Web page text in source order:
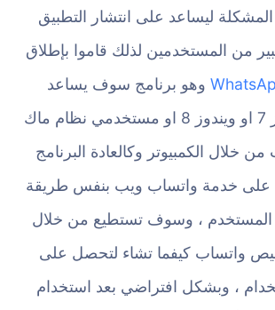
ليساعد على انتشار التطبيق
من المستخدمين لذلك قاموا بإطلاق
وهو برنامج سوف يساعد
مستخدمي ويندوز 7 او ويندوز 8 او مستخدمي نظام ماك
خلال الكمبيوتر وكالعادة البرنامج
على خدمة واتساب ويب بنفس طريقة
المستخدم ، وسوف تستطيع من خلال
واتساب كيفما تشاء لتحصل على
، وبشكل افتراضي بعد استخدام